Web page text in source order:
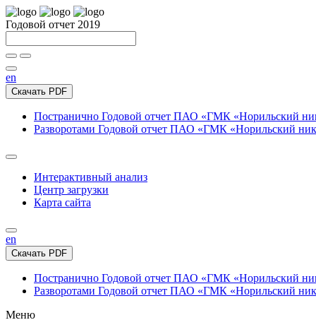
Годовой отчет 2019
en
Скачать PDF
Постранично Годовой отчет ПАО «ГМК «Норильский
Разворотами Годовой отчет ПАО «ГМК «Норильский
Интерактивный анализ
Центр загрузки
Карта сайта
en
Скачать PDF
Постранично Годовой отчет ПАО «ГМК «Норильский
Разворотами Годовой отчет ПАО «ГМК «Норильский
Меню